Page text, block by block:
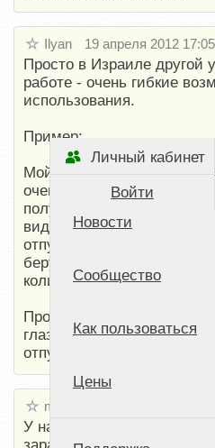
Стартовая
Новости
Сообщество
Как пользоваться
Цены
Личный кабинет
Войти
Ilyan 19 апреля 2012 17:05
Просто в Израиле другой
работе - очень гибкие
использования.
Пример:
Мой отпуск - 16 РАБОЧИХ
очень простой формуле
получаю по 1.33 дня
видно и в зарплатной
отпуска увеличивается.
беру отпуск, то остаток
количество пропущенных
Просто мне кажется
глазами текущий остаток
отпуска, учета отгулов в
maskman 20 апреля 2012
У нас та же система. За